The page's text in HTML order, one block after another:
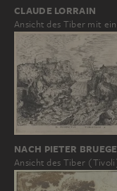
CLAUDE LORRAIN
Ansicht des Tiber mit
NACH PIETER
Ansicht des Tiber